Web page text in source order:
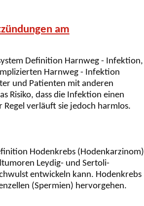
am
Definition Harnweg - Infektion,
Harnweg - Infektion
und Patienten mit anderen
Risiko, dass die Infektion einen
verläuft sie jedoch harmlos.
Hodenkrebs (Hodenkarzinom)
Leydig- und Sertoli-
entwickeln kann. Hodenkrebs
(Spermien) hervorgehen.